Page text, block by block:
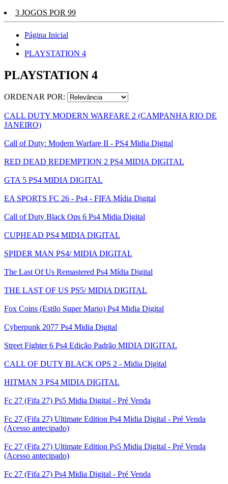
3 JOGOS POR 99
Página Inicial
PLAYSTATION 4
PLAYSTATION 4
ORDENAR POR:
CALL DUTY MODERN WARFARE 2 (CAMPANHA RIO DE
JANEIRO)
Call of Duty: Modern Warfare II - PS4 Midia Digital
RED DEAD REDEMPTION 2 PS4 MIDIA DIGITAL
GTA 5 PS4 MIDIA DIGITAL
EA SPORTS FC 26 - Ps4 - FIFA Mídia Digital
Call of Duty Black Ops 6 Ps4 Midia Digital
CUPHEAD PS4 MIDIA DIGITAL
SPIDER MAN PS4/ MIDIA DIGITAL
The Last Of Us Remastered Ps4 Mídia Digital
THE LAST OF US PS5/ MIDIA DIGITAL
Fox Coins (Estilo Super Mario) Ps4 Midia Digital
Cyberpunk 2077 Ps4 Midia Digital
Street Fighter 6 Ps4 Edição Padrão MIDIA DIGITAL
CALL OF DUTY BLACK OPS 2 - Midia Digital
HITMAN 3 PS4 MIDIA DIGITAL
Fc 27 (Fifa 27) Ps5 Midia Digital - Pré Venda
Fc 27 (Fifa 27) Ultimate Edition Ps4 Midia Digital - Pré Venda
(Acesso antecipado)
Fc 27 (Fifa 27) Ultimate Edition Ps5 Midia Digital - Pré Venda
(Acesso antecipado)
Fc 27 (Fifa 27) Ps4 Midia Digital - Pré Venda